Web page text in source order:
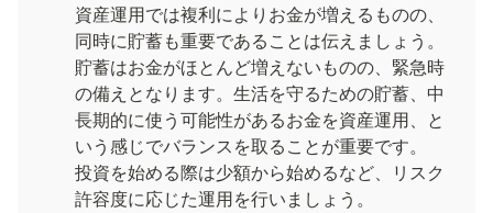
資産運用では複利によりお金が増えるものの、
同時に貯蓄も重要であることは伝えましょう。
貯蓄はお金がほとんど増えないものの、緊急時
の備えとなります。生活を守るための貯蓄、中
長期的に使う可能性があるお金を資産運用、と
いう感じでバランスを取ることが重要です。
投資を始める際は少額から始めるなど、リスク
許容度に応じた運用を行いましょう。